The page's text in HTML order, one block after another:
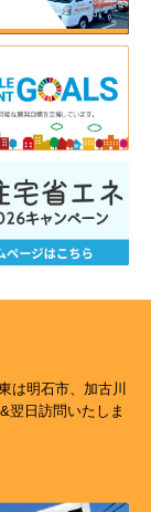
は明石市、加古川
翌日訪問いたしま